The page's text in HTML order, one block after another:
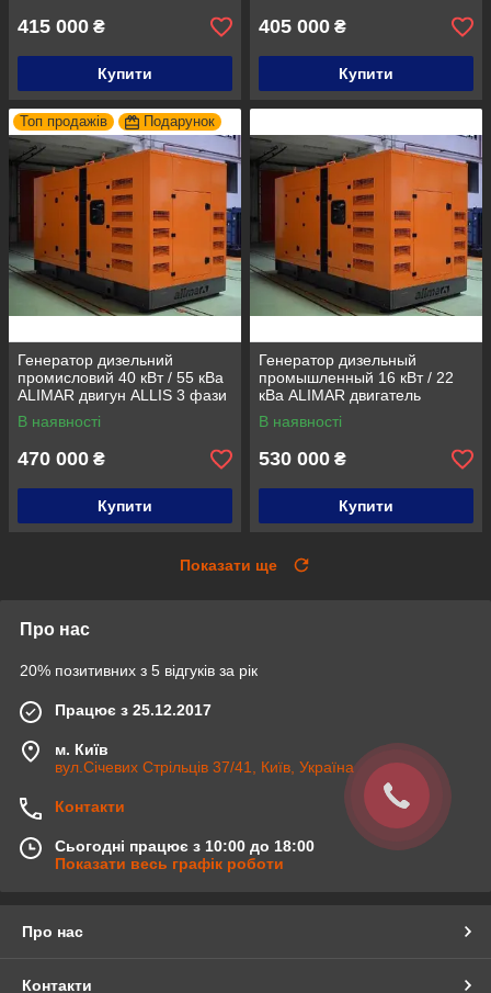
415 000 ₴
Купити
405 000 ₴
Купити
Топ продажів Подарунок
Генератор дизельний
промисловий 40 кВт / 55 кВа
ALIMAR двигун ALLIS 3 фази
Дизельна електростанція
В наявності
470 000 ₴
Купити
Генератор дизельный
промышленный 16 кВт / 22
кВа ALIMAR двигатель
PERKINS Дизельная
электростанция
В наявності
530 000 ₴
Купити
Показати ще
Про нас
20% позитивних з 5 відгуків за рік
Працює з 25.12.2017
м. Київ
вул.Січевих Стрільців 37/41, Київ, Україна
Контакти
Сьогодні працює з 10:00 до 18:00
Показати весь графік роботи
Про нас
Контакти